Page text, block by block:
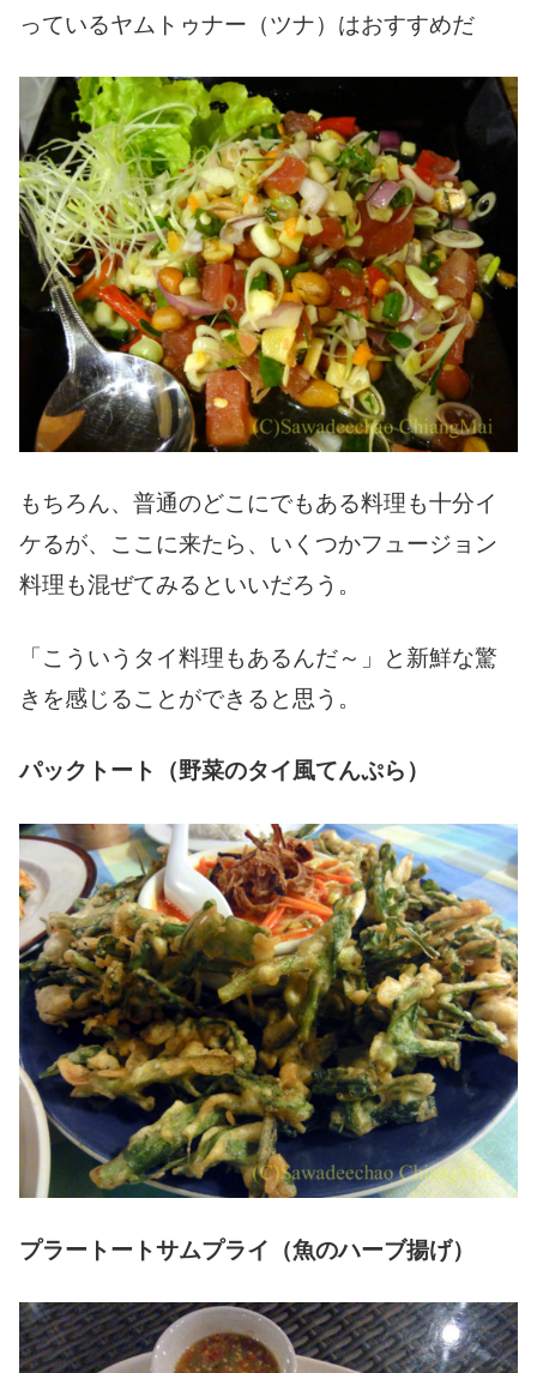
っているヤムトゥナー（ツナ）はおすすめだ
もちろん、普通のどこにでもある料理も十分イ
ケるが、ここに来たら、いくつかフュージョン
料理も混ぜてみるといいだろう。
「こういうタイ料理もあるんだ～」と新鮮な驚
きを感じることができると思う。
パックトート（野菜のタイ風てんぷら）
プラートートサムプライ（魚のハーブ揚げ）